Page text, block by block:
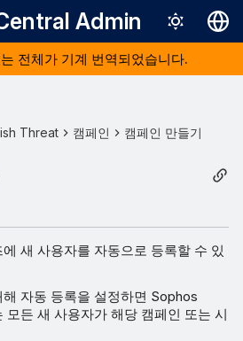
Admin
Deutsch
Español
日本語
한국어
Português
中文（繁體）
전체가 기계 번역되었습니다.
합니
Threat 캠페인 캠페인 만들기
새 사용자를 자동으로 등록할 수 있
자동 등록을 설정하면 Sophos
든 새 사용자가 해당 캠페인 또는 시